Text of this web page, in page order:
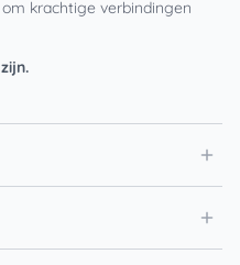
krachtige verbindingen